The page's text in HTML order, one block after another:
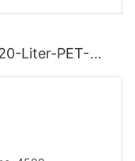
Liter-PET-